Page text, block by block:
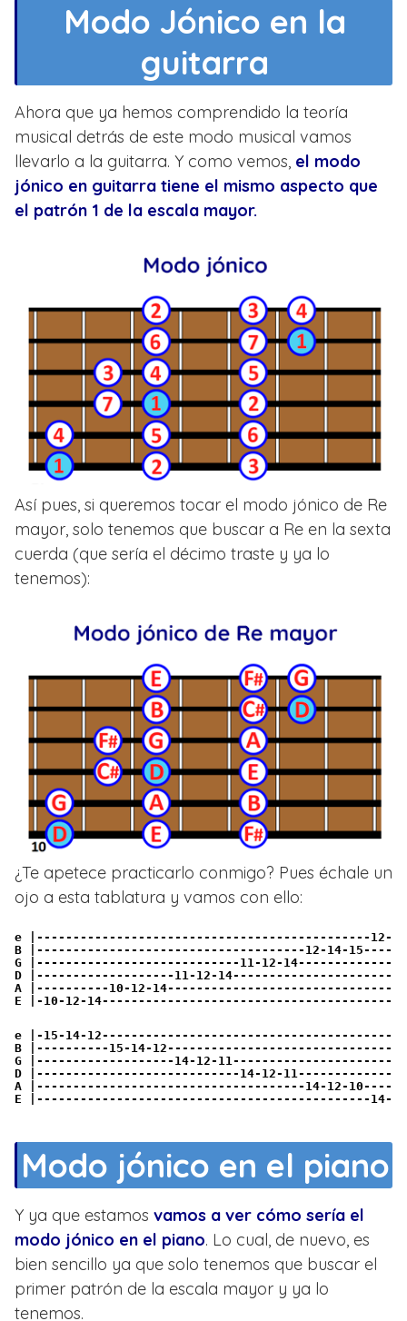
Modo Jónico en la
guitarra
Ahora que ya hemos comprendido la teoría
musical detrás de este modo musical vamos
llevarlo a la guitarra. Y como vemos, el modo
jónico en guitarra tiene el mismo aspecto que
el patrón 1 de la escala mayor.
Así pues, si queremos tocar el modo jónico de Re
mayor, solo tenemos que buscar a Re en la sexta
cuerda (que sería el décimo traste y ya lo
tenemos):
¿Te apetece practicarlo conmigo? Pues échale un
ojo a esta tablatura y vamos con ello:
e |----------------------------------------------12-
B |-------------------------------------12-14-
G |----------------------------11-12-
D |-------------------11-12-
A |----------10-12-
E |-10-12-
e |-15-14-
B |----------15-14-
G |-------------------14-12-
D |----------------------------14-12-
A |-------------------------------------14-12-
E |----------------------------------------------14-
Modo jónico en el piano
Y ya que estamos vamos a ver cómo sería el
modo jónico en el piano. Lo cual, de nuevo, es
bien sencillo ya que solo tenemos que buscar el
primer patrón de la escala mayor y ya lo
tenemos.